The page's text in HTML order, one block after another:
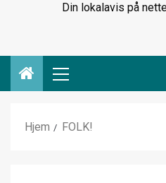
Din lokalavis på
Hjem FOLK!